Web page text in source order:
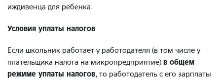
иждивенца для ребенка.
Условия уплаты налогов
Если школьник работает у работодателя (в том числе у
плательщика налога на микропредприятие) в общем
режиме уплаты налогов, то работодатель с его зарплаты